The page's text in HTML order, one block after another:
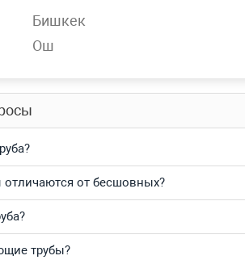
Бишкек
Ош
AISI 304 бесшовная в наличии
цены за кг и самую быструю
от бесшовных?
трубы?